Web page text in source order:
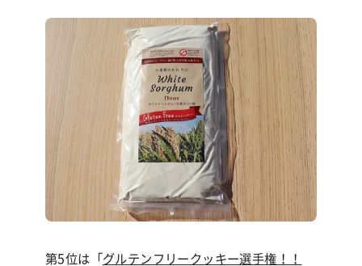
第5位は「 グルテンフリークッキー選手権！！